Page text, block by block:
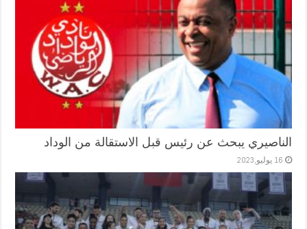
الناصيري يبحث عن رئيس قبل الاستقالة من الوداد
16 يوليو,2023